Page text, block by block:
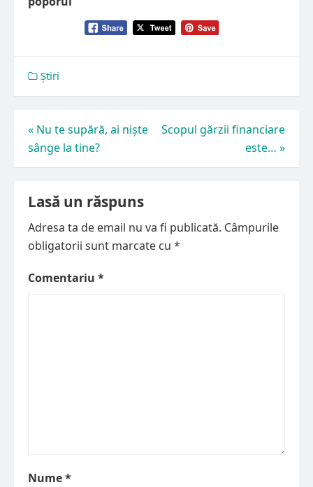
Știri
Navigare
în
« Nu te supără, ai niște
sânge la tine?
Scopul gărzii financiare
este… »
Lasă un răspuns
Adresa ta de email nu va fi publicată. Câmpurile
obligatorii sunt marcate cu *
Comentariu *
Nume*